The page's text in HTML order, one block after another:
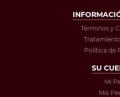
Términos y
Política de
SU
Mi
Mis